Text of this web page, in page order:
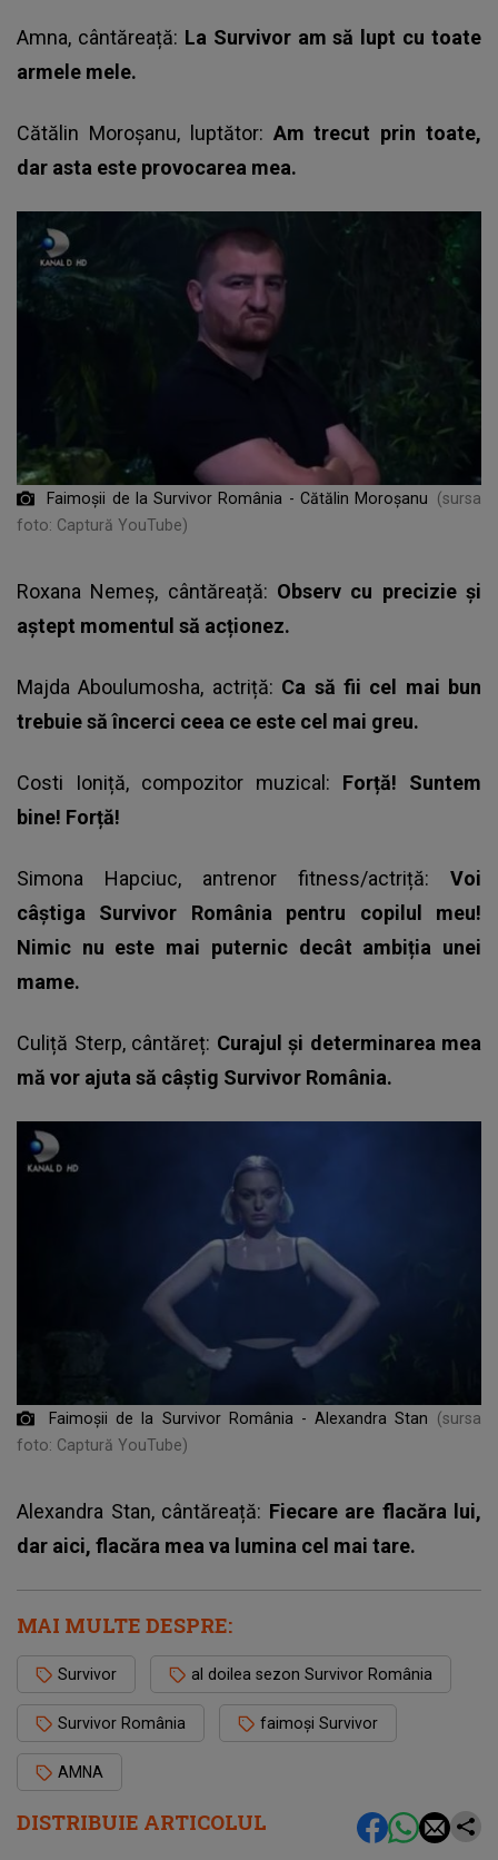
DISTRIBUIE ARTICOLUL
Amna, cântăreață: La Survivor am să lupt cu toate
armele mele.
Cătălin Moroșanu, luptător: Am trecut prin toate,
dar asta este provocarea mea.
Faimoșii de la Survivor România - Cătălin Moroșanu
(sursa
foto: Captură YouTube)
Roxana Nemeș, cântăreață: Observ cu precizie și
aștept momentul să acționez.
Majda Aboulumosha, actriță: Ca să fii cel mai bun
trebuie să încerci ceea ce este cel mai greu.
Costi Ioniță, compozitor muzical: Forță! Suntem
bine! Forță!
Simona Hapciuc, antrenor fitness/actriță: Voi
câștiga Survivor România pentru copilul meu!
Nimic nu este mai puternic decât ambiția unei
mame.
Culiță Sterp, cântăreț: Curajul și determinarea mea
mă vor ajuta să câștig Survivor România.
Faimoșii de la Survivor România - Alexandra Stan
(sursa
foto: Captură YouTube)
Alexandra Stan, cântăreață: Fiecare are flacăra lui,
dar aici, flacăra mea va lumina cel mai tare.
MAI MULTE DESPRE:
Survivor al doilea sezon Survivor România
Survivor România faimoși Survivor
AMNA